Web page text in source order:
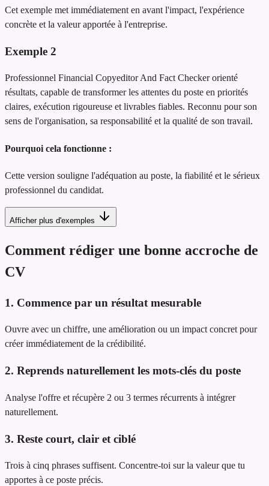
Cet exemple met immédiatement en avant l'impact, l'expérience
concrète et la valeur apportée à l'entreprise.
Exemple 2
Professionnel Financial Copyeditor And Fact Checker orienté
résultats, capable de transformer les attentes du poste en priorités
claires, exécution rigoureuse et livrables fiables. Reconnu pour son
sens de l'organisation, sa responsabilité et la qualité de son travail.
Pourquoi cela fonctionne :
Cette version souligne l'adéquation au poste, la fiabilité et le sérieux
professionnel du candidat.
Afficher plus d'exemples
Comment rédiger une bonne accroche de
CV
1. Commence par un résultat mesurable
Ouvre avec un chiffre, une amélioration ou un impact concret pour
créer immédiatement de la crédibilité.
2. Reprends naturellement les mots-clés du poste
Analyse l'offre et récupère 2 ou 3 termes récurrents à intégrer
naturellement.
3. Reste court, clair et ciblé
Trois à cinq phrases suffisent. Concentre-toi sur la valeur que tu
apportes à ce poste précis.